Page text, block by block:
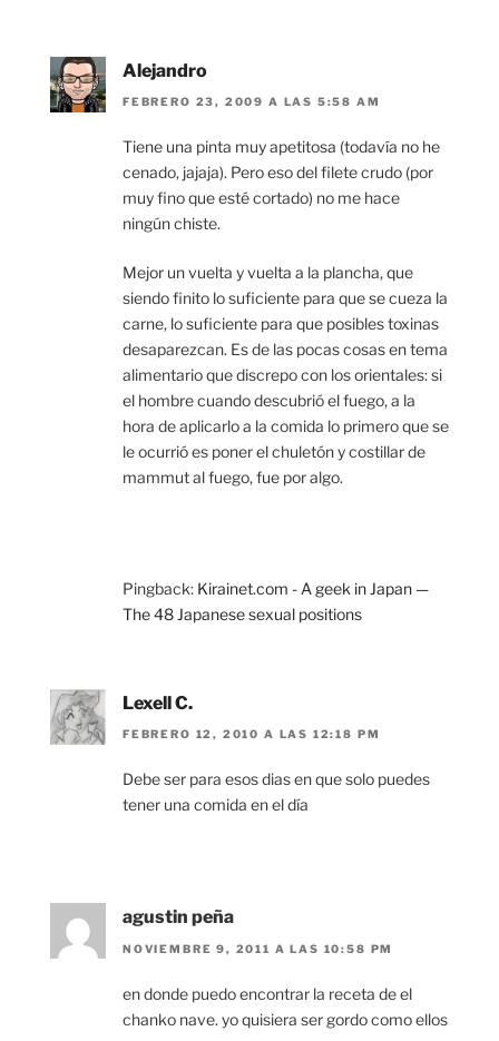
Alejandro
FEBRERO 23, 2009 A LAS 5:58 AM
Tiene una pinta muy apetitosa (todavía no he
cenado, jajaja). Pero eso del filete crudo (por
muy fino que esté cortado) no me hace
ningún chiste.
Mejor un vuelta y vuelta a la plancha, que
siendo finito lo suficiente para que se cueza la
carne, lo suficiente para que posibles toxinas
desaparezcan. Es de las pocas cosas en tema
alimentario que discrepo con los orientales: si
el hombre cuando descubrió el fuego, a la
hora de aplicarlo a la comida lo primero que se
le ocurrió es poner el chuletón y costillar de
mammut al fuego, fue por algo.
Pingback: Kirainet.com - A geek in Japan —
The 48 Japanese sexual positions
Lexell C.
FEBRERO 12, 2010 A LAS 12:18 PM
Debe ser para esos dias en que solo puedes
tener una comida en el día
agustin peña
NOVIEMBRE 9, 2011 A LAS 10:58 PM
en donde puedo encontrar la receta de el
chanko nave. yo quisiera ser gordo como ellos